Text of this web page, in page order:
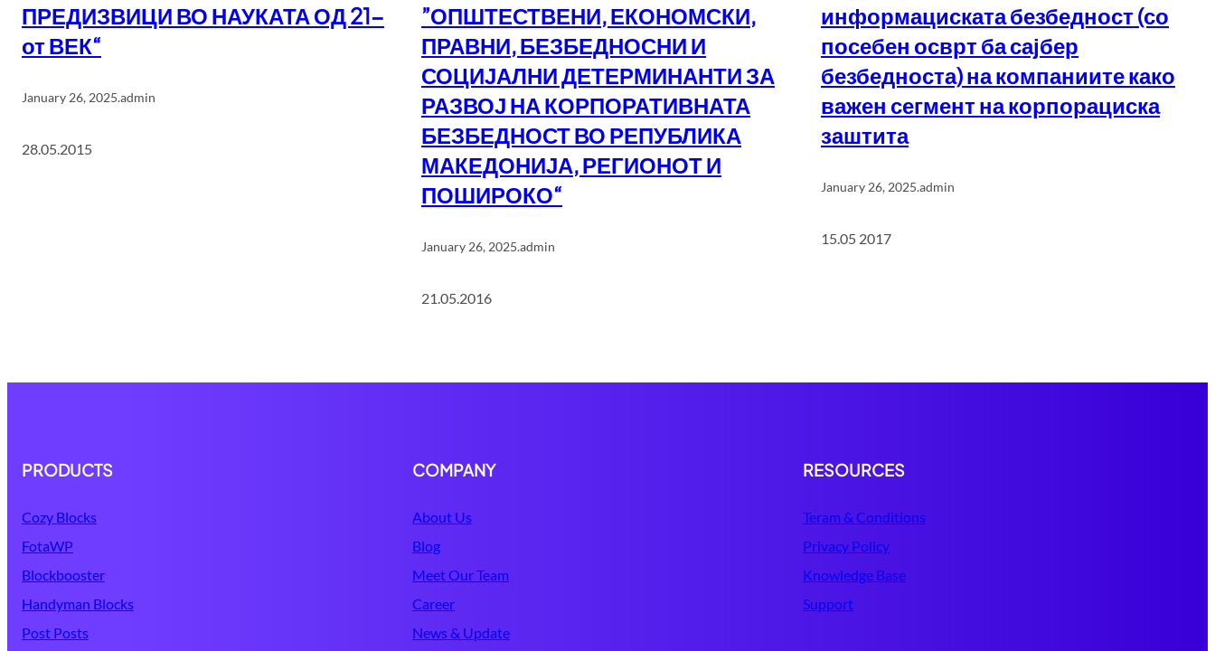
ПРЕДИЗВИЦИ ВО НАУКАТА ОД 21-
от ВЕК“
January 26, 2025.admin
28.05.2015
”ОПШТЕСТВЕНИ, ЕКОНОМСКИ,
ПРАВНИ, БЕЗБЕДНОСНИ И
СОЦИЈАЛНИ ДЕТЕРМИНАНТИ ЗА
РАЗВОЈ НА КОРПОРАТИВНАТА
БЕЗБЕДНОСТ ВО РЕПУБЛИКА
МАКЕДОНИЈА, РЕГИОНОТ И
ПОШИРОКО“
January 26, 2025.admin
21.05.2016
информациската безбедност (со
посебен осврт ба сајбер
безбедноста) на компаниите како
важен сегмент на корпорациска
заштита
January 26, 2025.admin
15.05 2017
PRODUCTS
Cozy Blocks
FotaWP
Blockbooster
Handyman Blocks
Post Posts
COMPANY
About Us
Blog
Meet Our Team
Career
News & Update
RESOURCES
Teram & Conditions
Privacy Policy
Knowledge Base
Support